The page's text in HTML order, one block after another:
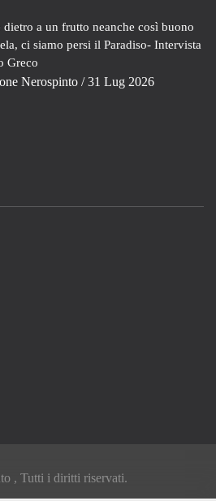
dietro a un frutto neanche così buono
ci siamo persi il Paradiso- Intervista
Greco
Nerospinto / 31 Lug 2026
, Tutti i diritti riservati.